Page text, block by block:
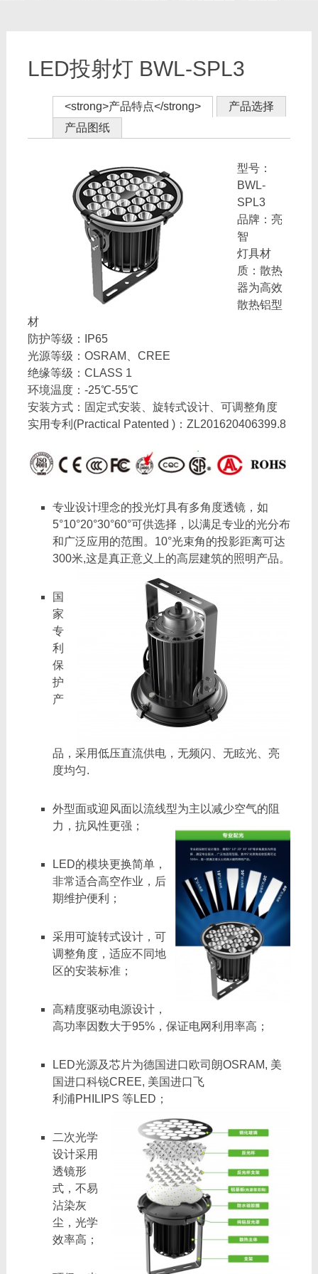
LED投射灯 BWL-SPL3
<strong>产品特点</strong>
产品选择
产品图纸
型号：
BWL-
SPL3
品牌：亮
智
灯具材
质：散热
器为高效
散热铝型
材
防护等级：IP65
光源等级：OSRAM、CREE
绝缘等级：CLASS 1
环境温度：-25℃-55℃
安装方式：固定式安装、旋转式设计、可调整角度
实用专利(Practical Patented )：ZL201620406399.8
专业设计理念的投光灯具有多角度透镜，如
5°10°20°30°60°可供选择，以满足专业的光分布
和广泛应用的范围。10°光束角的投影距离可达
300米,这是真正意义上的高层建筑的照明产品。
国
家
专
利
保
护
产
品，采用低压直流供电，无频闪、无眩光、亮
度均匀.
外型面或迎风面以流线型为主以减少空气的阻
力，抗风性更强；
LED的模块更换简单，
非常适合高空作业，后
期维护便利；
采用可旋转式设计，可
调整角度，适应不同地
区的安装标准；
高精度驱动电源设计，
高功率因数大于95%，保证电网利用率高；
LED光源及芯片为德国进口欧司朗OSRAM, 美
国进口科锐CREE, 美国进口飞
利浦PHILIPS 等LED；
二次光学
设计采用
透镜形
式，不易
沾染灰
尘，光学
效率高；